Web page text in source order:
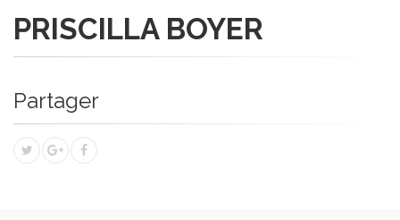
PRISCILLA BOYER
Partager